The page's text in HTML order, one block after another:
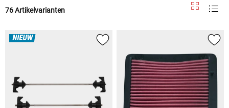
76 Artikelvarianten
NIEUW